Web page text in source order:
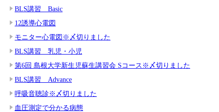
BLS講習 Basic
12誘導心電図
モニター心電図※〆切りました
BLS講習 乳児・小児
第6回 島根大学新生児蘇生講習会 Sコース※〆切りました
BLS講習 Advance
呼吸音聴診※〆切りました
血圧測定で分かる病態